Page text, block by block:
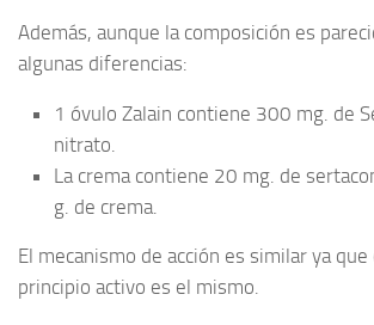
Además, aunque la composición es
algunas diferencias:
1 óvulo Zalain contiene 300 mg. de
nitrato.
La crema contiene 20 mg. de
g. de crema.
El mecanismo de acción es similar ya
principio activo es el mismo.